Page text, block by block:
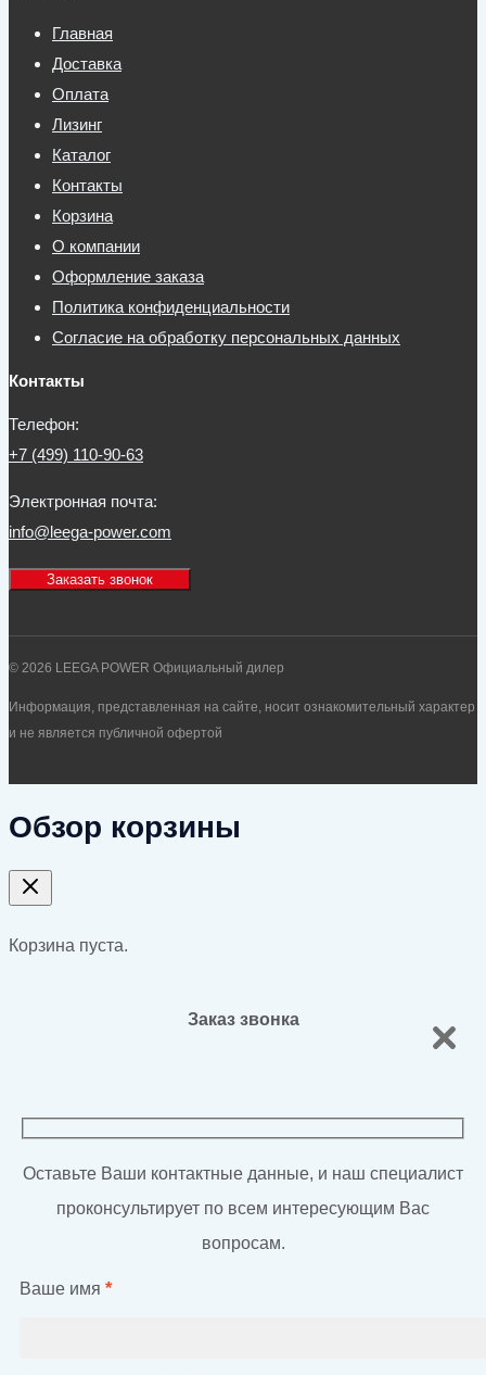
Главная
Доставка
Оплата
Лизинг
Каталог
Контакты
Корзина
О компании
Оформление заказа
Политика конфиденциальности
Согласие на обработку персональных данных
Контакты
Телефон:
+7 (499) 110-90-63
Электронная почта:
info@leega-power.com
Заказать звонок
© 2026 LEEGA POWER Официальный дилер
Информация, представленная на сайте, носит ознакомительный характер
и не является публичной офертой
Обзор корзины
Корзина пуста.
Заказ звонка
Оставьте Ваши контактные данные, и наш специалист
проконсультирует по всем интересующим Вас
вопросам.
Ваше имя *